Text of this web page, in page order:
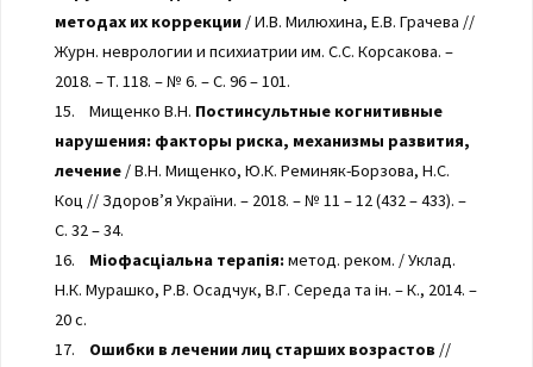
методах их коррекции/ И.В. Милюхина, Е.В. Грачева //
Журн. неврологии и психиатрии им. С.С. Корсакова. –
2018. – Т. 118. – № 6. – С. 96 – 101.
15. Мищенко В.Н. Постинсультные когнитивные
нарушения: факторы риска, механизмы развития,
лечение/ В.Н. Мищенко, Ю.К. Реминяк-Борзова, Н.С.
Коц // Здоров’я України. – 2018. – № 11 – 12 (432 – 433). –
С. 32 – 34.
16.
Міофасціальна терапія:метод. реком. / Уклад.
Н.К. Мурашко, Р.В. Осадчук, В.Г. Середа та ін. – К., 2014. –
20 с.
17. Ошибки в лечении лиц старших возрастов //